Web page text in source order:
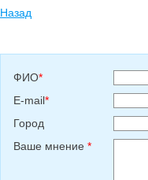
Назад
ФИО*
E-mail*
Город
Ваше мнение *